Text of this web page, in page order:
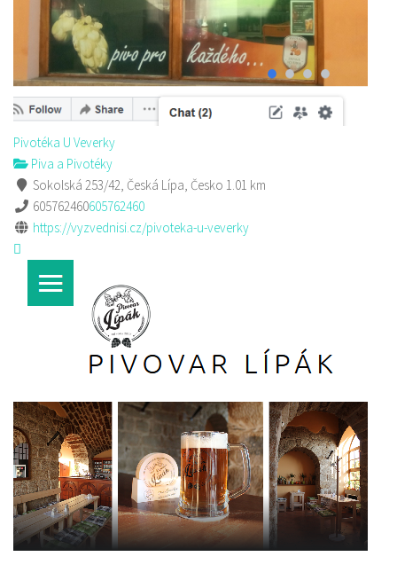
Pivotéka U Veverky
Piva a Pivotéky
Sokolská 253/42, Česká Lípa, Česko 1.01 km
605762460605762460
https://vyzvednisi.cz/pivoteka-u-veverky